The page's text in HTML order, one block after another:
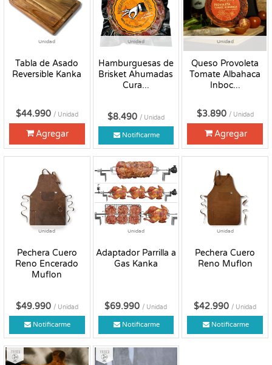
Unidad
Tabla de Asado
Reversible Kanka
$44.990 / Unidad
Agregar
Unidad
Hamburguesas de
Brisket Ahumadas
Cura...
$8.490 / Unidad
Notificarme
Unidad
Queso Provoleta
Tomate Albahaca
Inboc...
$3.890 / Unidad
Agregar
Unidad
Pechera Cuero
Reno Encerado
Muflon
$49.990 / Unidad
Notificarme
Unidad
Adaptador Parrilla a
Gas Kanka
$69.990 / Unidad
Notificarme
Unidad
Pechera Cuero
Reno Muflon
$42.990 / Unidad
Notificarme
Fresco Fresco